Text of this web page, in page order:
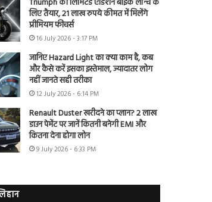
Triumph की लिमिटेड एडिशन बाइक लॉन्च के
लिए तैयार, 21 लाख रुपये कीमत में मिलेंगे
प्रीमियम फीचर्स
16 July 2026 - 3:17 PM
जानिए Hazard Light का क्या काम है, कब
और कैसे करें इसका इस्तेमाल, ज्यादातर लोग
नहीं जानते सही तरीका
12 July 2026 - 6:14 PM
Renault Duster खरीदने का प्लान? 2 लाख
डाउन पेमेंट पर जानें कितनी बनेगी EMI और
कितना देना होगा लोन
9 July 2026 - 6:33 PM